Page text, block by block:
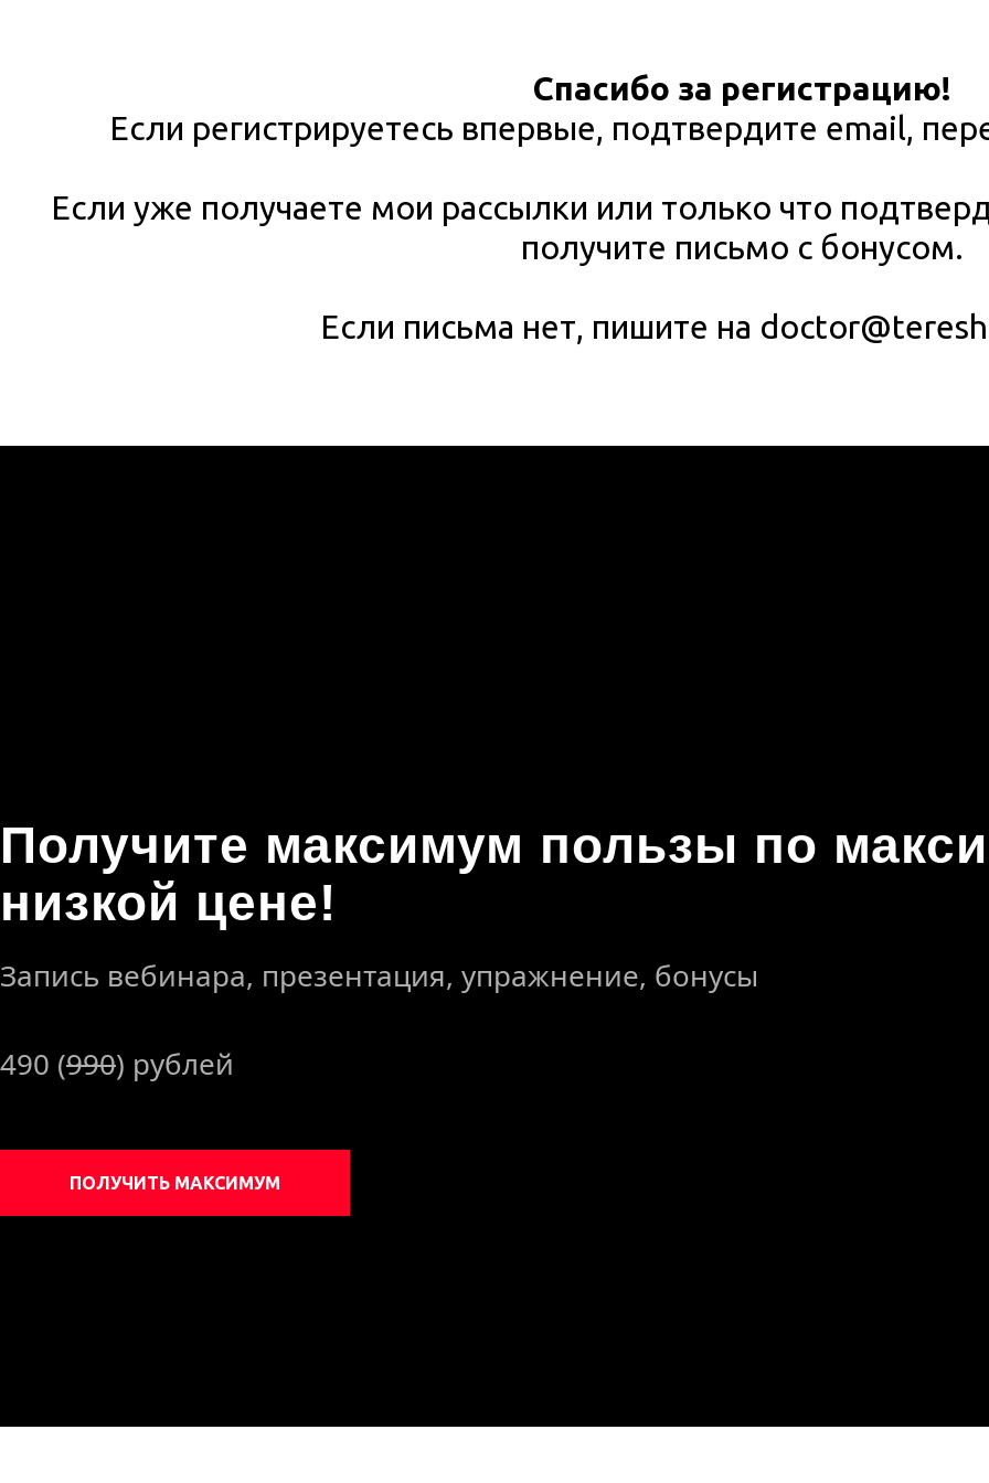
Спасибо за регистрацию!
Если регистрируетесь впервые, подтвердите email,
Если уже получаете мои рассылки или только что
получите письмо с бонусом.
Если письма нет, пишите на
Получите максимум пользы по
низкой цене!
Запись вебинара, презентация, упражнение, бонусы
490 (990) рублей
ПОЛУЧИТЬ МАКСИМУМ